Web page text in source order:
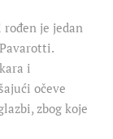
rođen je jedan
i
očeve
zbog koje